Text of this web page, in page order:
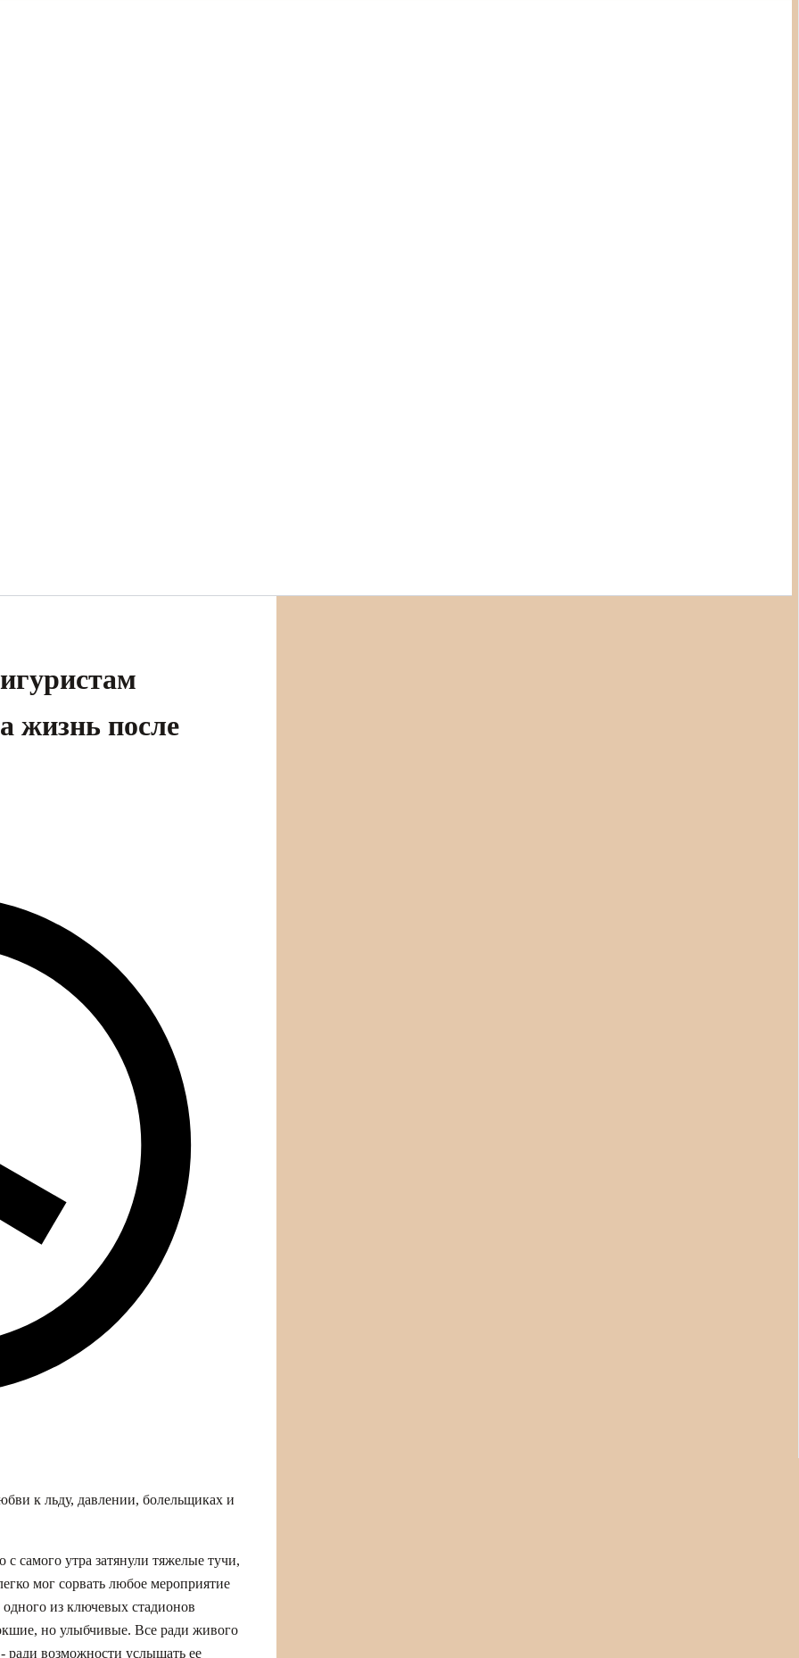
жизнь после
к льду, давлении, болельщиках и
самого утра затянули тяжелые тучи,
мог сорвать любое мероприятие
из ключевых стадионов
но улыбчивые. Все ради живого
возможности услышать ее